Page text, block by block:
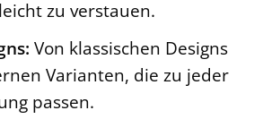
zu verstauen.
Von klassischen Designs
Varianten, die zu jeder
passen.